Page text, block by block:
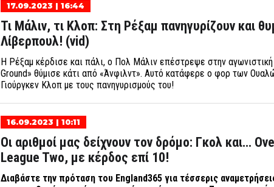
17.09.2023 | 16:44
Τι Μάλιν, τι Κλοπ: Στη Ρέξαμ πανηγυρίζουν και
Λίβερπουλ! (vid)
Η Ρέξαμ κέρδισε και πάλι, ο Πολ Μάλιν επέστρεψε στην
Ground» θύμισε κάτι από «Άνφιλντ». Αυτό κατάφερε ο φορ των
Γιούργκεν Κλοπ με τους πανηγυρισμούς του!
16.09.2023 | 10:11
Οι αριθμοί μας δείχνουν τον δρόμο: Γκολ και…
League Two, με κέρδος επί 10!
Διαβάστε την πρόταση του England365 για τέσσερις